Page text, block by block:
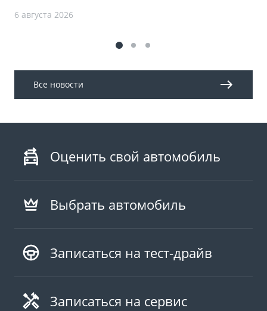
6 августа 2026
Все новости
Оценить свой автомобиль
Выбрать автомобиль
Записаться на тест-драйв
Записаться на сервис